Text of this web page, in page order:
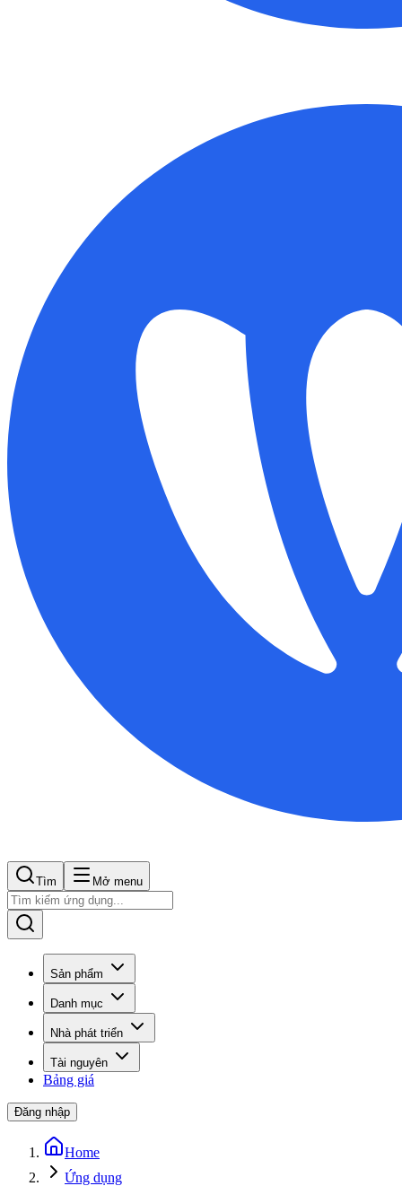
Tìm Mở menu
Sản phẩm
Danh mục
Nhà phát triển
Tài nguyên
Bảng giá
Đăng nhập
Home
Ứng dụng